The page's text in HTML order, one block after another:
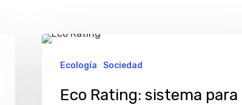
Eco
Rating:Ecología Sociedad
Eco Rating: sistema para